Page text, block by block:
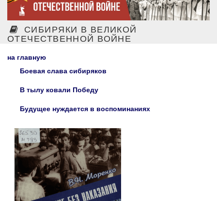
СИБИРЯКИ В ВЕЛИКОЙ
ОТЕЧЕСТВЕННОЙ ВОЙНЕ
на главную
Боевая слава сибиряков
В тылу ковали Победу
Будущее нуждается в воспоминаниях